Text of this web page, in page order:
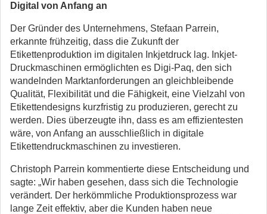
Digital von Anfang an
Der Gründer des Unternehmens, Stefaan Parrein,
erkannte frühzeitig, dass die Zukunft der
Etikettenproduktion im digitalen Inkjetdruck lag. Inkjet-
Druckmaschinen ermöglichten es Digi-Paq, den sich
wandelnden Marktanforderungen an gleichbleibende
Qualität, Flexibilität und die Fähigkeit, eine Vielzahl von
Etikettendesigns kurzfristig zu produzieren, gerecht zu
werden. Dies überzeugte ihn, dass es am effizientesten
wäre, von Anfang an ausschließlich in digitale
Etikettendruckmaschinen zu investieren.
Christoph Parrein kommentierte diese Entscheidung und
sagte: „Wir haben gesehen, dass sich die Technologie
verändert. Der herkömmliche Produktionsprozess war
lange Zeit effektiv, aber die Kunden haben neue